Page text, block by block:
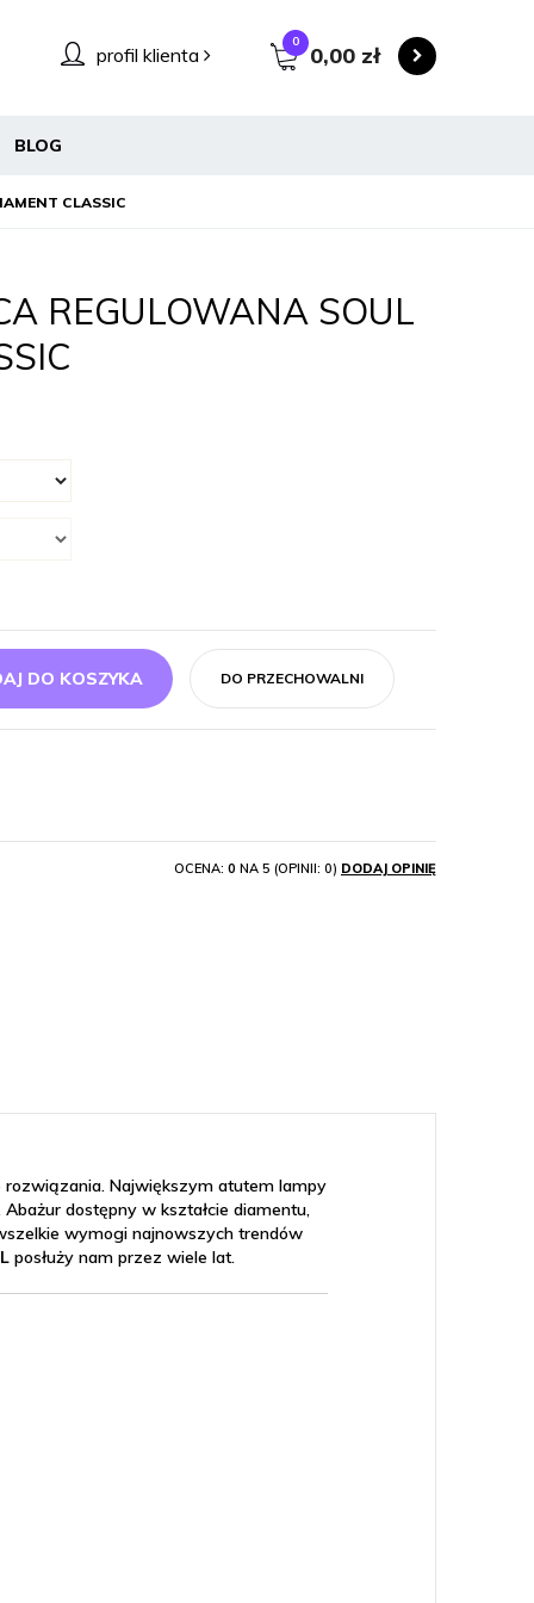
0
0,00 zł
profil klienta
BLOG
CLASSIC
REGULOWANA SOUL
DO KOSZYKA DO PRZECHOWALNI
OCENA: 0 NA 5 (OPINII: 0) DODAJ OPINIĘ
rozwiązania. Największym atutem lampy
dostępny w kształcie diamentu,
wymogi najnowszych trendów
posłuży nam przez wiele lat.